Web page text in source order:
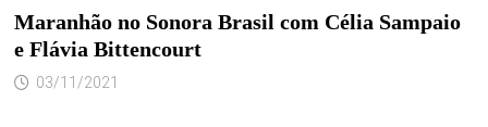
Maranhão no Sonora Brasil com Célia Sampaio
e Flávia Bittencourt
03/11/2021